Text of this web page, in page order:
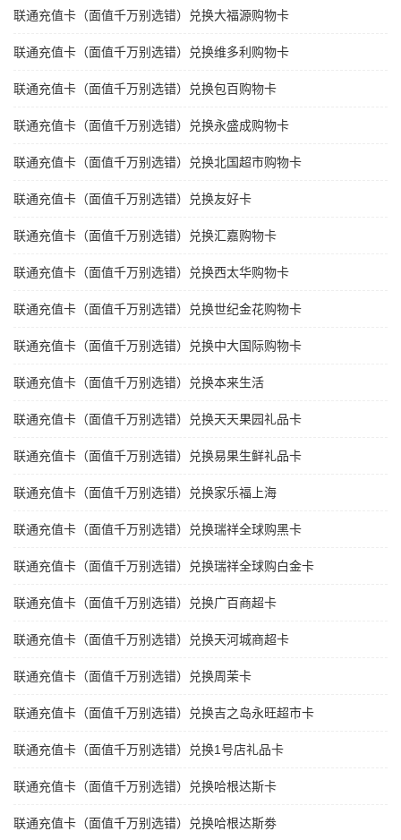
联通充值卡（面值千万别选错）兑换大福源购物卡
联通充值卡（面值千万别选错）兑换维多利购物卡
联通充值卡（面值千万别选错）兑换包百购物卡
联通充值卡（面值千万别选错）兑换永盛成购物卡
联通充值卡（面值千万别选错）兑换北国超市购物卡
联通充值卡（面值千万别选错）兑换友好卡
联通充值卡（面值千万别选错）兑换汇嘉购物卡
联通充值卡（面值千万别选错）兑换西太华购物卡
联通充值卡（面值千万别选错）兑换世纪金花购物卡
联通充值卡（面值千万别选错）兑换中大国际购物卡
联通充值卡（面值千万别选错）兑换本来生活
联通充值卡（面值千万别选错）兑换天天果园礼品卡
联通充值卡（面值千万别选错）兑换易果生鲜礼品卡
联通充值卡（面值千万别选错）兑换家乐福上海
联通充值卡（面值千万别选错）兑换瑞祥全球购黑卡
联通充值卡（面值千万别选错）兑换瑞祥全球购白金卡
联通充值卡（面值千万别选错）兑换广百商超卡
联通充值卡（面值千万别选错）兑换天河城商超卡
联通充值卡（面值千万别选错）兑换周茉卡
联通充值卡（面值千万别选错）兑换吉之岛永旺超市卡
联通充值卡（面值千万别选错）兑换1号店礼品卡
联通充值卡（面值千万别选错）兑换哈根达斯卡
联通充值卡（面值千万别选错）兑换哈根达斯劵